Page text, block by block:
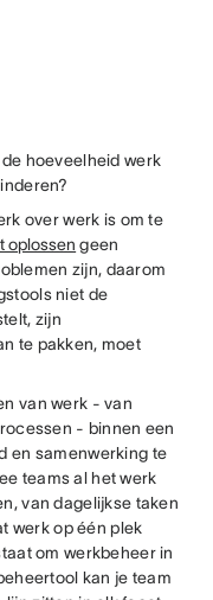
hoeveelheid werk
over werk is om te
oplossen geen
zijn, daarom
niet de
zijn
te pakken, moet
van werk - van
- binnen een
en samenwerking te
teams al het werk
van dagelijkse taken
werk op één plek
om werkbeheer in
kan je team